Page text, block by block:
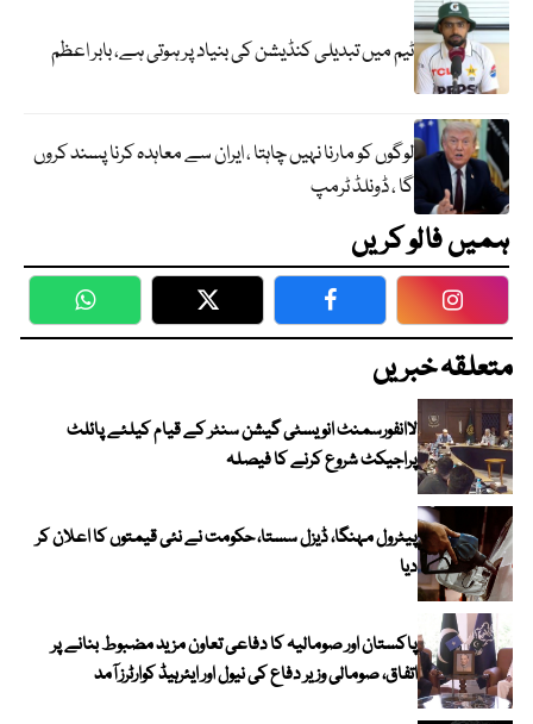
ٹیم میں تبدیلی کنڈیشن کی بنیاد پر ہوتی ہے، بابر اعظم
لوگوں کو مارنا نہیں چاہتا ، ایران سے معاہدہ کرنا پسند کروں
گا ، ڈونلڈ ٹرمپ
ہمیں فالو کریں
WhatsApp Twitter Facebook
متعلقہ خبریں
لاانفورسمنٹ انویسٹی گیشن سنٹر کے قیام کیلئے پائلٹ
پراجیکٹ شروع کرنے کا فیصلہ
پیٹرول مہنگا، ڈیزل سستا، حکومت نے نئی قیمتوں کا اعلان کر
دیا
پاکستان اور صومالیہ کا دفاعی تعاون مزید مضبوط بنانے پر
اتفاق، صومالی وزیر دفاع کی نیول اور ایئرہیڈ کوارٹرز آمد